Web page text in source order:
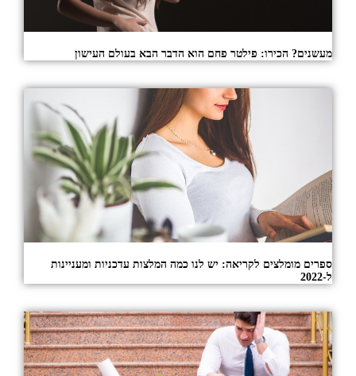
מעשנים? הכירו: פילטר פחם הוא הדבר הבא בעולם העישון
ספרים מומלצים לקריאה: יש לנו כמה המלצות עדכניות ומעניינות
ל-2022